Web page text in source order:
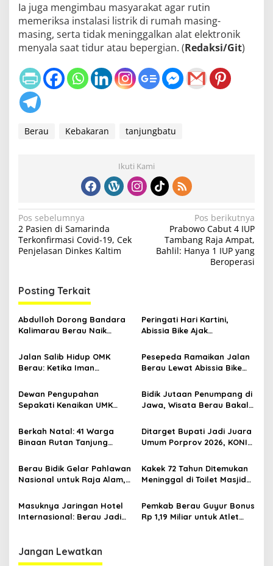
Ia juga mengimbau masyarakat agar rutin
memeriksa instalasi listrik di rumah masing-
masing, serta tidak meninggalkan alat elektronik
menyala saat tidur atau bepergian. (Redaksi/Git)
Berau Kebakaran tanjungbatu
Ikuti Kami
N
a
v
g
a
s
p
o
s
Pos sebelumnya
2 Pasien di Samarinda
Terkonfirmasi Covid-19, Cek
Penjelasan Dinkes Kaltim
Pos berikutnya
Prabowo Cabut 4 IUP
Tambang Raja Ampat,
Bahlil: Hanya 1 IUP yang
Beroperasi
Posting Terkait
Abdulloh Dorong Bandara
Kalimarau Berau Naik
Internasional Kaltim
Peringati Hari Kartini,
Abissia Bike Ajak
Sambil Berkebaya
Jalan Salib Hidup OMK
Berau: Ketika Iman
Panggung
Pesepeda Ramaikan Jalan
Berau Lewat Abissia Bike
Dewan Pengupahan
Sepakati Kenaikan UMK
Bidik Jutaan Penumpang di
Jawa, Wisata Berau Bakal
Kereta Api Indonesia
Berkah Natal: 41 Warga
Binaan Rutan Tanjung
Masa Tahanan
Ditarget Bupati Jadi Juara
Umum Porprov 2026, KONI
Mendukung
Berau Bidik Gelar Pahlawan
Nasional untuk Raja Alam,
Pijakan Awal
Kakek 72 Tahun Ditemukan
Meninggal di Toilet Masjid
Masuknya Jaringan Hotel
Internasional: Berau Jadi
Pemkab Berau Guyur Bonus
Rp 1,19 Miliar untuk Atlet
Jangan Lewatkan